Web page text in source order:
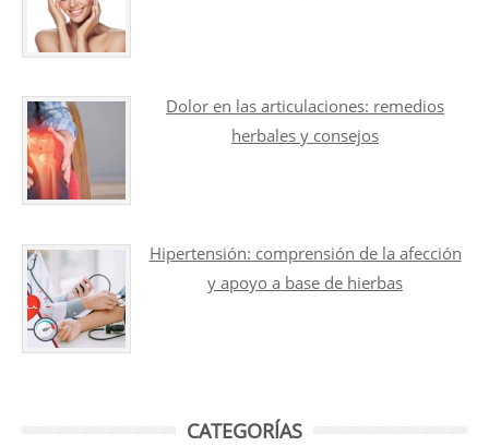
Dolor en las articulaciones: remedios
herbales y consejos
Hipertensión: comprensión de la afección
y apoyo a base de hierbas
CATEGORÍAS